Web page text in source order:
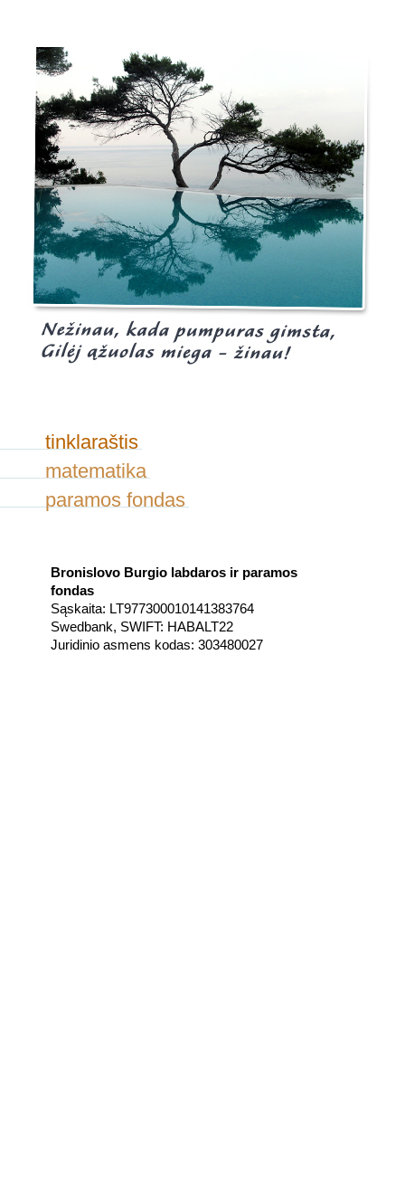
tinklaraštis
matematika
paramos fondas
Bronislovo Burgio labdaros ir paramos
fondas
Sąskaita: LT977300010141383764
Swedbank, SWIFT: HABALT22
Juridinio asmens kodas: 303480027